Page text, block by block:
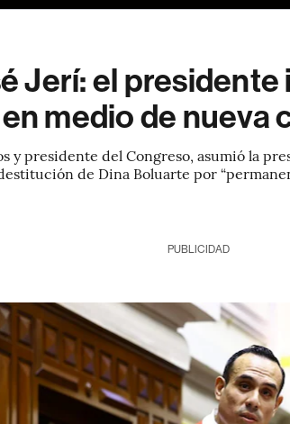
Jerí: el
medio de nueva
y presidente del Congreso, asumió la
de Dina Boluarte por
PUBLICIDAD